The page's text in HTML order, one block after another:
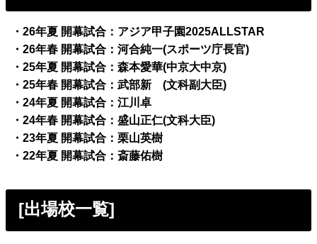
・26年夏 開幕試合：アジア甲子園2025ALLSTAR
・26年春 開幕試合：河合純一(スポーツ庁長官)
・25年夏 開幕試合：森本愛華(中京大中京)
・25年春 開幕試合：武部新 (文科副大臣)
・24年夏 開幕試合：江川卓
・24年春 開幕試合：盛山正仁(文科大臣)
・23年夏 開幕試合：栗山英樹
・22年夏 開幕試合：斎藤佑樹
[出場校一覧]